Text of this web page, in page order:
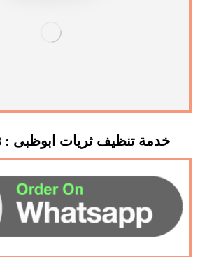
خدمة تنظيف ثريات ابوظبى : 0568199078